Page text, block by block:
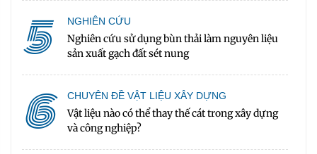
5 NGHIÊN CỨU
Nghiên cứu sử dụng bùn thải làm nguyên liệu
sản xuất gạch đất sét nung
6 CHUYÊN ĐỀ VẬT LIỆU XÂY DỰNG
Vật liệu nào có thể thay thế cát trong xây dựng
và công nghiệp?